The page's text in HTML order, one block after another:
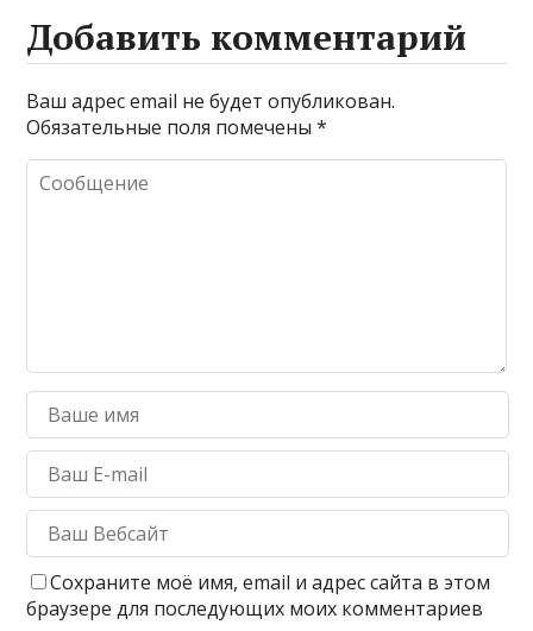
Добавить комментарий
Ваш адрес email не будет опубликован.
Обязательные поля помечены*
Сохраните моё имя, email и адрес сайта в этом
браузере для последующих моих комментариев